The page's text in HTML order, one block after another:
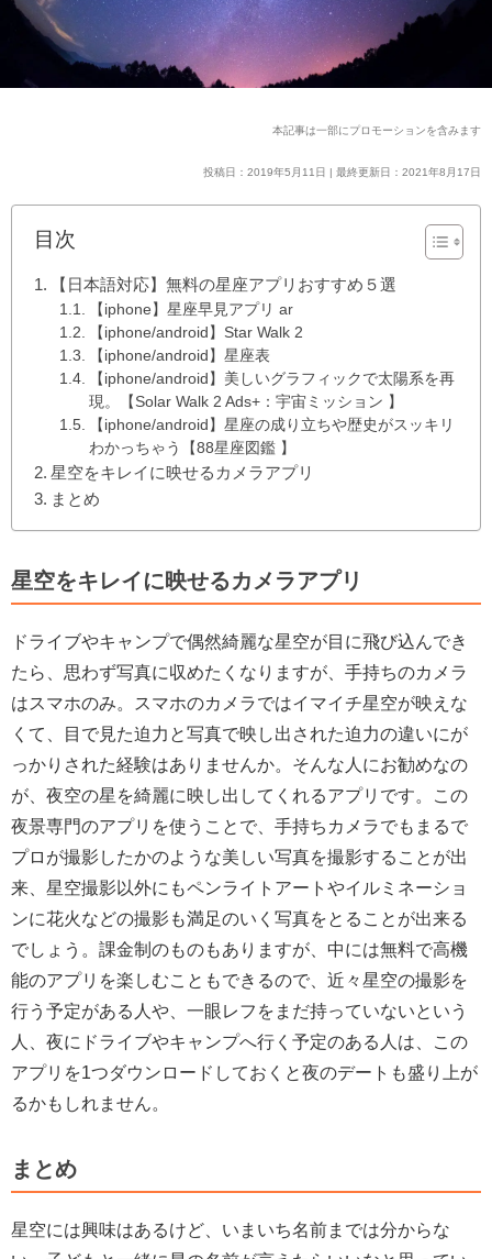
本記事は一部にプロモーションを含みます
投稿日：2019年5月11日 | 最終更新日：2021年8月17日
目次
【日本語対応】無料の星座アプリおすすめ５選
【iphone】星座早見アプリ ar
【iphone/android】Star Walk 2
【iphone/android】星座表
【iphone/android】美しいグラフィックで太陽系を再
現。【Solar Walk 2 Ads+：宇宙ミッション 】
【iphone/android】星座の成り立ちや歴史がスッキリ
わかっちゃう【88星座図鑑 】
星空をキレイに映せるカメラアプリ
まとめ
星空をキレイに映せるカメラアプリ
ドライブやキャンプで偶然綺麗な星空が目に飛び込んでき
たら、思わず写真に収めたくなりますが、手持ちのカメラ
はスマホのみ。スマホのカメラではイマイチ星空が映えな
くて、目で見た迫力と写真で映し出された迫力の違いにが
っかりされた経験はありませんか。そんな人にお勧めなの
が、夜空の星を綺麗に映し出してくれるアプリです。この
夜景専門のアプリを使うことで、手持ちカメラでもまるで
プロが撮影したかのような美しい写真を撮影することが出
来、星空撮影以外にもペンライトアートやイルミネーショ
ンに花火などの撮影も満足のいく写真をとることが出来る
でしょう。課金制のものもありますが、中には無料で高機
能のアプリを楽しむこともできるので、近々星空の撮影を
行う予定がある人や、一眼レフをまだ持っていないという
人、夜にドライブやキャンプへ行く予定のある人は、この
アプリを1つダウンロードしておくと夜のデートも盛り上が
るかもしれません。
まとめ
星空には興味はあるけど、いまいち名前までは分からな